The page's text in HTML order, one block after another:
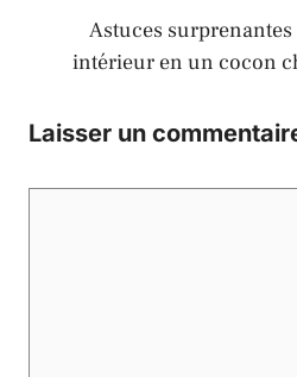
Astuces
intérieur en un cocon
Laisser un